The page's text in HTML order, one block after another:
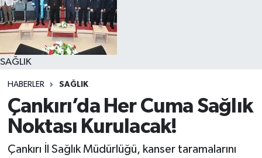
SAĞLIK
HABERLER SAĞLIK
Çankırı’da Her Cuma Sağlık
Noktası Kurulacak!
Çankırı İl Sağlık Müdürlüğü, kanser taramalarını